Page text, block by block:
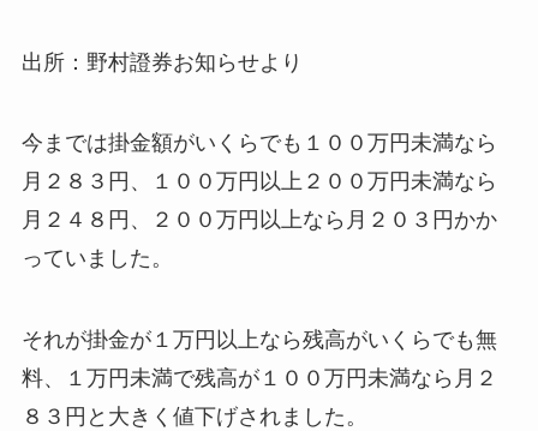
出所：野村證券お知らせより
今までは掛金額がいくらでも１００万円未満なら
月２８３円、１００万円以上２００万円未満なら
月２４８円、２００万円以上なら月２０３円かか
っていました。
それが掛金が１万円以上なら残高がいくらでも無
料、１万円未満で残高が１００万円未満なら月２
８３円と大きく値下げされました。